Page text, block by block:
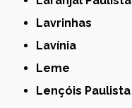
Lavrinhas
Lavínia
Leme
Lençóis Paulista